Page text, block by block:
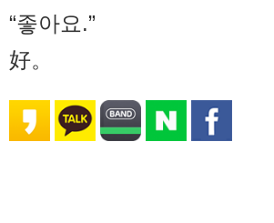
“좋아요.”
好。